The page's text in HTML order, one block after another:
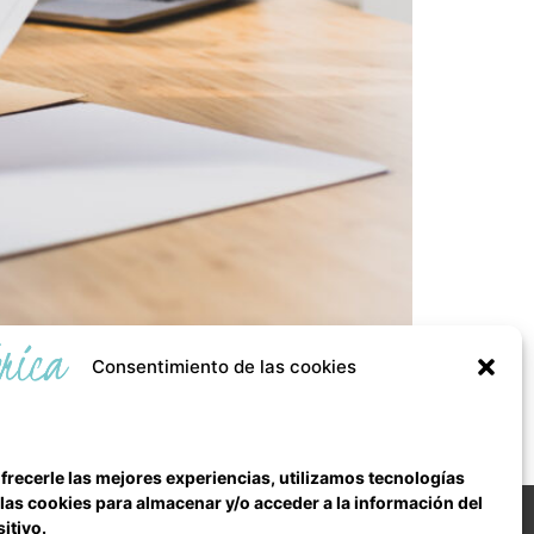
Consentimiento de las cookies
las mejores experiencias, utilizamos tecnologías
cookies para almacenar y/o acceder a la información del
Todos los derechos reservados